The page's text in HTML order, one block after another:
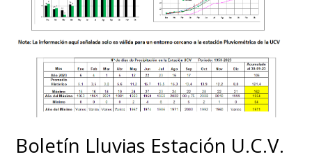
Boletín Lluvias Estación U.C.V.